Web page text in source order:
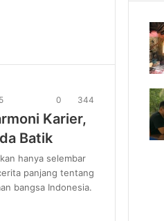
0 344
Karier,
Batik
hanya selembar
panjang tentang
bangsa Indonesia.